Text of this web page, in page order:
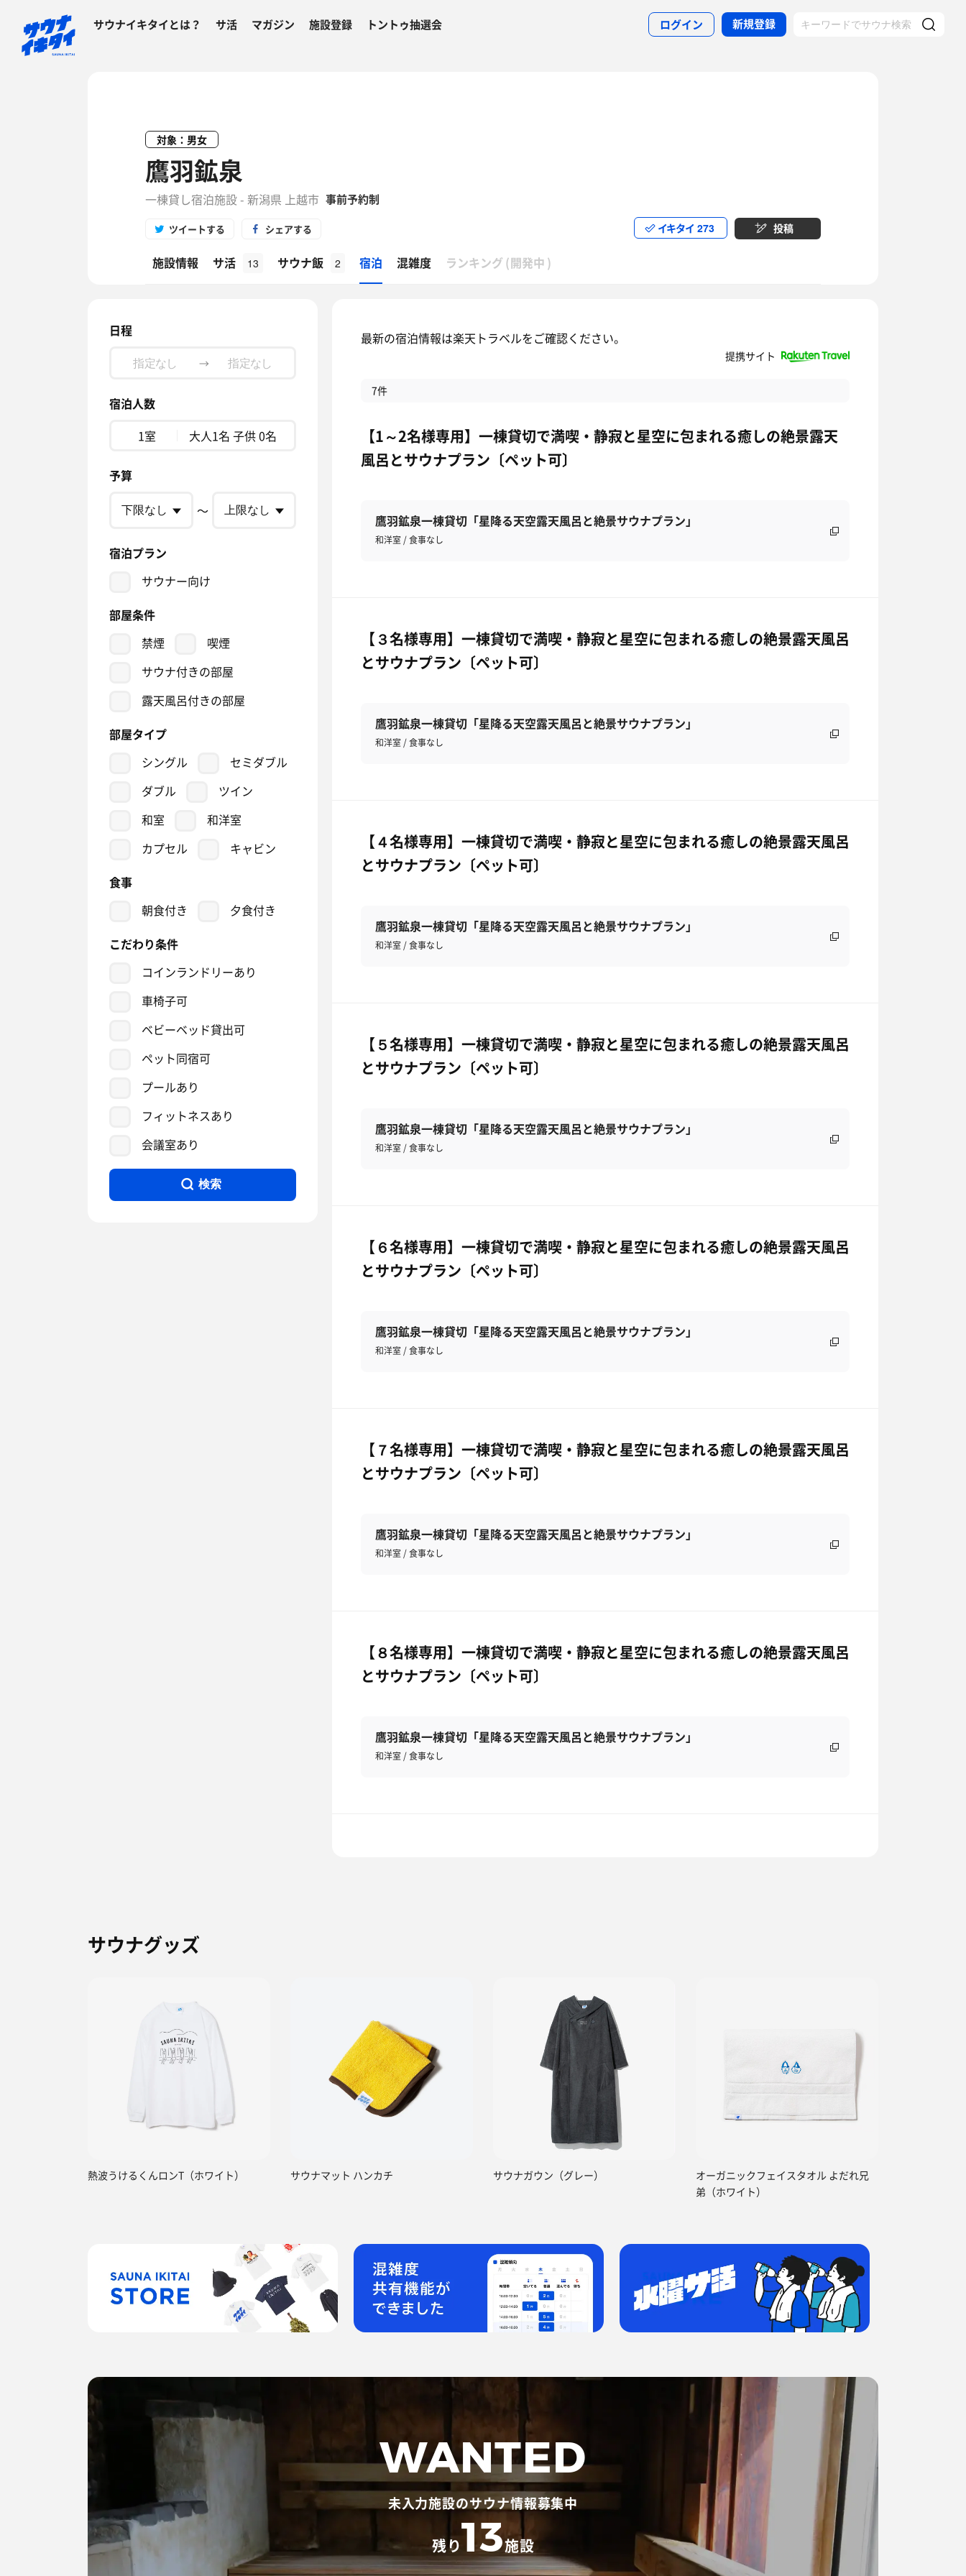
サウナイキタイとは？ サ活 マガジン 施設登録 トントゥ抽選会 ログイン 新規登録
対象：男女
鷹羽鉱泉
一棟貸し宿泊施設 - 新潟県 上越市 事前予約制
ツイートする シェアする イキタイ 273 投稿
施設情報 サ活 13 サウナ飯 2 宿泊 混雑度 ランキング (開発中 )
日程
→
宿泊人数
1室
大人1名 子供 0名
予算
〜
宿泊プラン
サウナー向け
部屋条件
禁煙
喫煙
サウナ付きの部屋
露天風呂付きの部屋
部屋タイプ
シングル
セミダブル
ダブル
ツイン
和室
和洋室
カプセル
キャビン
食事
朝食付き
夕食付き
こだわり条件
コインランドリーあり
車椅子可
ベビーベッド貸出可
ペット同宿可
プールあり
フィットネスあり
会議室あり
検索
最新の宿泊情報は楽天トラベルをご確認ください。
提携サイト
7件
【1～2名様専用】一棟貸切で満喫・静寂と星空に包まれる癒しの絶景露天
風呂とサウナプラン〔ペット可〕
鷹羽鉱泉一棟貸切「星降る天空露天風呂と絶景サウナプラン」
和洋室 / 食事なし
【３名様専用】一棟貸切で満喫・静寂と星空に包まれる癒しの絶景露天風呂
とサウナプラン〔ペット可〕
鷹羽鉱泉一棟貸切「星降る天空露天風呂と絶景サウナプラン」
和洋室 / 食事なし
【４名様専用】一棟貸切で満喫・静寂と星空に包まれる癒しの絶景露天風呂
とサウナプラン〔ペット可〕
鷹羽鉱泉一棟貸切「星降る天空露天風呂と絶景サウナプラン」
和洋室 / 食事なし
【５名様専用】一棟貸切で満喫・静寂と星空に包まれる癒しの絶景露天風呂
とサウナプラン〔ペット可〕
鷹羽鉱泉一棟貸切「星降る天空露天風呂と絶景サウナプラン」
和洋室 / 食事なし
【６名様専用】一棟貸切で満喫・静寂と星空に包まれる癒しの絶景露天風呂
とサウナプラン〔ペット可〕
鷹羽鉱泉一棟貸切「星降る天空露天風呂と絶景サウナプラン」
和洋室 / 食事なし
【７名様専用】一棟貸切で満喫・静寂と星空に包まれる癒しの絶景露天風呂
とサウナプラン〔ペット可〕
鷹羽鉱泉一棟貸切「星降る天空露天風呂と絶景サウナプラン」
和洋室 / 食事なし
【８名様専用】一棟貸切で満喫・静寂と星空に包まれる癒しの絶景露天風呂
とサウナプラン〔ペット可〕
鷹羽鉱泉一棟貸切「星降る天空露天風呂と絶景サウナプラン」
和洋室 / 食事なし
サウナグッズ
熱波うけるくんロンT（ホワイト） サウナマット ハンカチ サウナガウン（グレー）
オーガニックフェイスタオル よだれ兄
弟（ホワイト）
WANTED
未入力施設のサウナ情報募集中
残り13施設